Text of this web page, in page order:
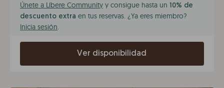
Únete a Líbere Community y consigue hasta un 10% de
descuento extra en tus reservas. ¿Ya eres miembro?
Inicia sesión.
Ver disponibilidad